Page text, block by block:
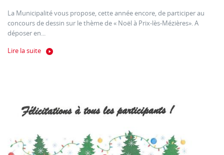
La Municipalité vous propose, cette année encore, de participer au
concours de dessin sur le thème de « Noël à Prix-lès-Mézières». A
déposer en...
Lire la suite